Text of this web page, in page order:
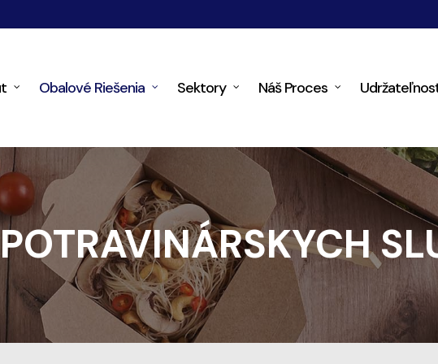
Obalové Riešenia Sektory Náš Proces